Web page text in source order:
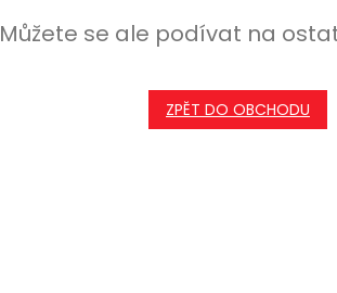
Můžete se ale podívat na
ZPĚT DO OBCHODU